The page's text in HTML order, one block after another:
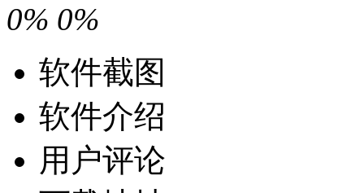
0% 0%
软件截图
软件介绍
用户评论